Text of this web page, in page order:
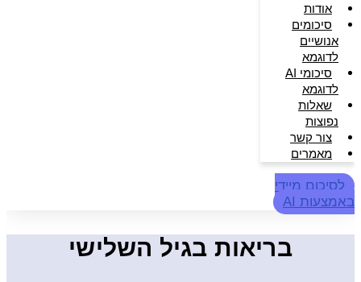
אודות
סיכומים
אנושיים
לדוגמא
סיכומי AI
לדוגמא
שאלות
נפוצות
צור קשר
מאמרים
לסיכום מיידי
באמצעות AI
בריאות בגיל השלישי